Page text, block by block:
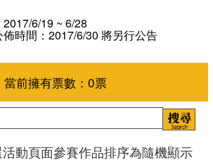
6/19 ~ 6/28
時間：2017/6/30 將另行公告
動頁面參賽作品排序為隨機顯示